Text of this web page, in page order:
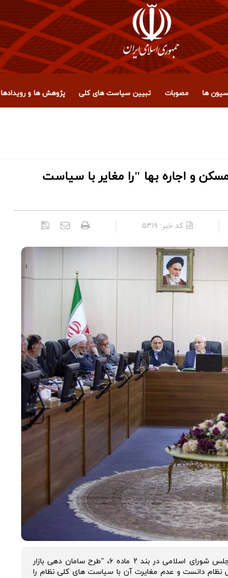
ها مصوبات تبیین سیاست های کلی پژوهش ها و رویدادها
و اجاره بها "را مغایر با سیاست
کد خبر: ۵۳۱۹
هیات عالی نظارت بر حسن اجرای سیاست های کلی نظام، اصلاحیه مجلس شورای اسلامی در بند ۲ ماده ۶، "طرح سامان دهی بازار
نظام دانست و عدم مغایرت آن با سیاست های کلی نظام را